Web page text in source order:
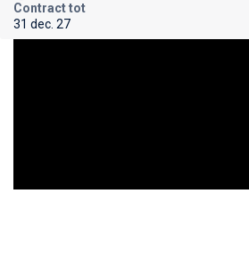
Contract tot
31 dec. 27